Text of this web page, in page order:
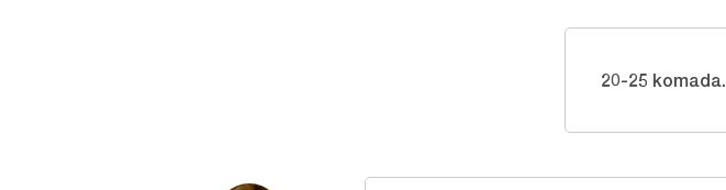
20-25 komada.